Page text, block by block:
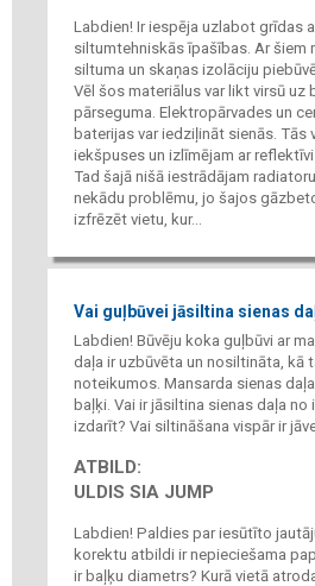
Labdien! Ir iespēja uzlabot grīdas
siltumtehniskās īpašības. Ar šiem
siltuma un skaņas izolāciju
Vēl šos materiālus var likt virsū uz
pārseguma. Elektropārvades un
baterijas var iedziļināt sienās. Tās
iekšpuses un izlīmējam ar
Tad šajā nišā iestrādājam
nekādu problēmu, jo šajos
izfrēzēt vietu, kur...
Vai guļbūvei jāsiltina sienas
Labdien! Būvēju koka guļbūvi ar
daļa ir uzbūvēta un nosiltināta, kā
noteikumos. Mansarda sienas
baļķi. Vai ir jāsiltina sienas daļa
izdarīt? Vai siltināšana vispār ir
ATBILD:
ULDIS SIA JUMP
Labdien! Paldies par iesūtīto
korektu atbildi ir nepieciešama
ir baļķu diametrs? Kurā vietā